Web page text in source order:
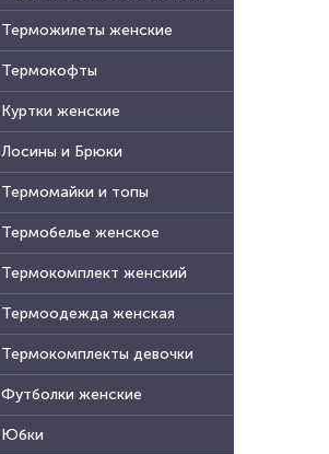
Терможилеты женские
Термокофты
Куртки женские
Лосины и Брюки
Термомайки и топы
Термобелье женское
Термокомплект женский
Термоодежда женская
Термокомплекты девочки
Футболки женские
Юбки